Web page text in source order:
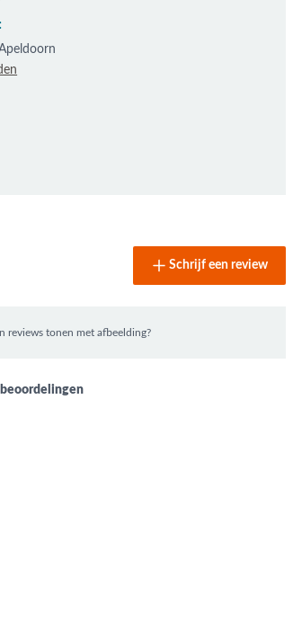
Schrijf een review
reviews tonen met afbeelding?